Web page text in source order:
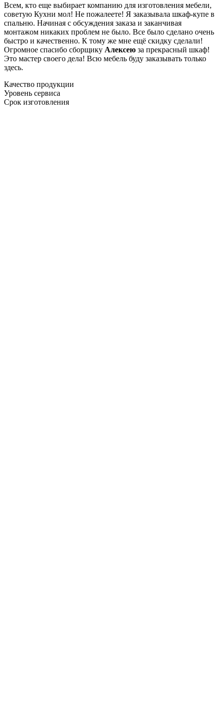
Всем, кто еще выбирает компанию для изготовления мебели,
советую Кухни мол! Не пожалеете! Я заказывала шкаф-купе в
спальню. Начиная с обсуждения заказа и заканчивая
монтажом никаких проблем не было. Все было сделано очень
быстро и качественно. К тому же мне ещё скидку сделали!
Огромное спасибо сборщику Алексею за прекрасный шкаф!
Это мастер своего дела! Всю мебель буду заказывать только
здесь.
Качество продукции
Уровень сервиса
Срок изготовления